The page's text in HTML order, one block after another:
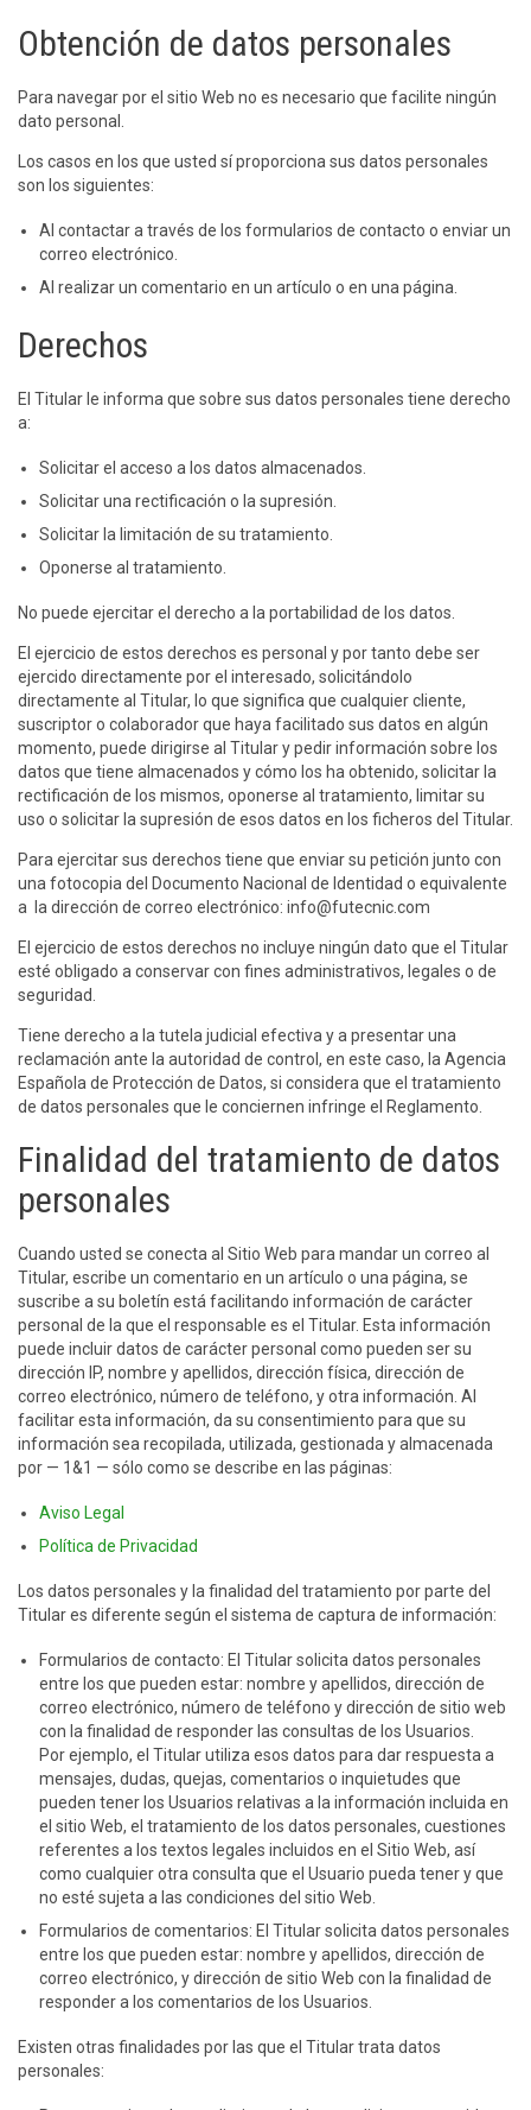
Obtención de datos personales
Para navegar por el sitio Web no es necesario que facilite ningún
dato personal.
Los casos en los que usted sí proporciona sus datos personales
son los siguientes:
Al contactar a través de los formularios de contacto o enviar un
correo electrónico.
Al realizar un comentario en un artículo o en una página.
Derechos
El Titular le informa que sobre sus datos personales tiene derecho
a:
Solicitar el acceso a los datos almacenados.
Solicitar una rectificación o la supresión.
Solicitar la limitación de su tratamiento.
Oponerse al tratamiento.
No puede ejercitar el derecho a la portabilidad de los datos.
El ejercicio de estos derechos es personal y por tanto debe ser
ejercido directamente por el interesado, solicitándolo
directamente al Titular, lo que significa que cualquier cliente,
suscriptor o colaborador que haya facilitado sus datos en algún
momento, puede dirigirse al Titular y pedir información sobre los
datos que tiene almacenados y cómo los ha obtenido, solicitar la
rectificación de los mismos, oponerse al tratamiento, limitar su
uso o solicitar la supresión de esos datos en los ficheros del Titular.
Para ejercitar sus derechos tiene que enviar su petición junto con
una fotocopia del Documento Nacional de Identidad o equivalente
a la dirección de correo electrónico: info@futecnic.com
El ejercicio de estos derechos no incluye ningún dato que el Titular
esté obligado a conservar con fines administrativos, legales o de
seguridad.
Tiene derecho a la tutela judicial efectiva y a presentar una
reclamación ante la autoridad de control, en este caso, la Agencia
Española de Protección de Datos, si considera que el tratamiento
de datos personales que le conciernen infringe el Reglamento.
Finalidad del tratamiento de datos
personales
Cuando usted se conecta al Sitio Web para mandar un correo al
Titular, escribe un comentario en un artículo o una página, se
suscribe a su boletín está facilitando información de carácter
personal de la que el responsable es el Titular. Esta información
puede incluir datos de carácter personal como pueden ser su
dirección IP, nombre y apellidos, dirección física, dirección de
correo electrónico, número de teléfono, y otra información. Al
facilitar esta información, da su consentimiento para que su
información sea recopilada, utilizada, gestionada y almacenada
por — 1&1 — sólo como se describe en las páginas:
Aviso Legal
Política de Privacidad
Los datos personales y la finalidad del tratamiento por parte del
Titular es diferente según el sistema de captura de información:
Formularios de contacto: El Titular solicita datos personales
entre los que pueden estar: nombre y apellidos, dirección de
correo electrónico, número de teléfono y dirección de sitio web
con la finalidad de responder las consultas de los Usuarios.
Por ejemplo, el Titular utiliza esos datos para dar respuesta a
mensajes, dudas, quejas, comentarios o inquietudes que
pueden tener los Usuarios relativas a la información incluida en
el sitio Web, el tratamiento de los datos personales, cuestiones
referentes a los textos legales incluidos en el Sitio Web, así
como cualquier otra consulta que el Usuario pueda tener y que
no esté sujeta a las condiciones del sitio Web.
Formularios de comentarios: El Titular solicita datos personales
entre los que pueden estar: nombre y apellidos, dirección de
correo electrónico, y dirección de sitio Web con la finalidad de
responder a los comentarios de los Usuarios.
Existen otras finalidades por las que el Titular trata datos
personales: